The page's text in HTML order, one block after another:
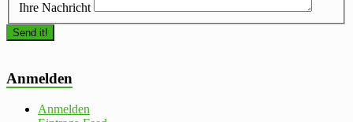
Ihre Nachricht
Anmelden
Anmelden